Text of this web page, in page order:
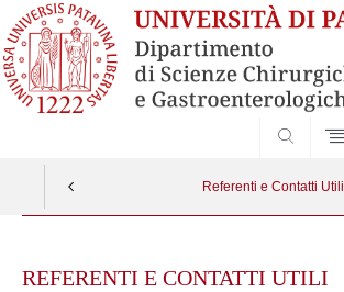
Referenti e Contatti Utili
contentREFERENTI E CONTATTI UTILI